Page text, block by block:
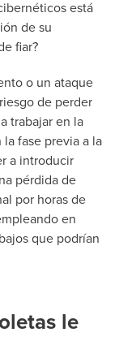
está
de su
fiar?
o un ataque
de perder
trabajar en la
fase previa a la
a introducir
pérdida de
por horas de
en
que podrían
le